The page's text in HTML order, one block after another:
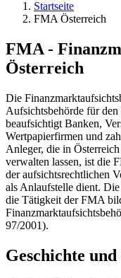
Startseite
FMA Österreich
FMA -
Österreich
Die
Aufsichtsbehörde für
beaufsichtigt Banken,
Wertpapierfirmen und
Anleger, die in Österreich
verwalten lassen, ist die
der aufsichtsrechtlichen
als Anlaufstelle dient.
die Tätigkeit der FMA
97/2001).
Geschichte